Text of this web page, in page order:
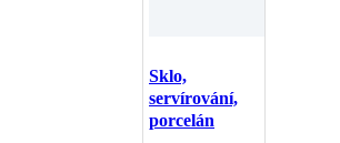
Sklo,
servírování,
porcelán